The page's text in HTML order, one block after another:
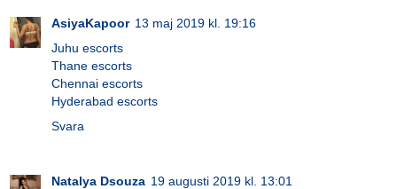
AsiyaKapoor 13 maj 2019 kl. 19:16
Juhu escorts
Thane escorts
Chennai escorts
Hyderabad escorts
Svara
Natalya Dsouza 19 augusti 2019 kl. 13:01